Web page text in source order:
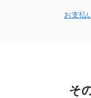
お支払
そ